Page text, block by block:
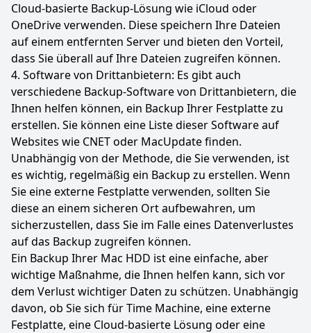
Cloud-basierte Backup-Lösung wie iCloud oder
OneDrive verwenden. Diese speichern Ihre Dateien
auf einem entfernten Server und bieten den Vorteil,
dass Sie überall auf Ihre Dateien zugreifen können.
4. Software von Drittanbietern: Es gibt auch
verschiedene Backup-Software von Drittanbietern, die
Ihnen helfen können, ein Backup Ihrer Festplatte zu
erstellen. Sie können eine Liste dieser Software auf
Websites wie CNET oder MacUpdate finden.
Unabhängig von der Methode, die Sie verwenden, ist
es wichtig, regelmäßig ein Backup zu erstellen. Wenn
Sie eine externe Festplatte verwenden, sollten Sie
diese an einem sicheren Ort aufbewahren, um
sicherzustellen, dass Sie im Falle eines Datenverlustes
auf das Backup zugreifen können.
Ein Backup Ihrer Mac HDD ist eine einfache, aber
wichtige Maßnahme, die Ihnen helfen kann, sich vor
dem Verlust wichtiger Daten zu schützen. Unabhängig
davon, ob Sie sich für Time Machine, eine externe
Festplatte, eine Cloud-basierte Lösung oder eine